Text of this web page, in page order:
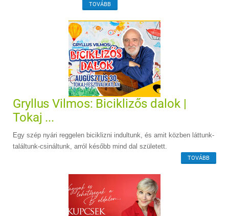
TOVÁBB
Gryllus Vilmos: Biciklizős dalok |
Tokaj ...
Egy szép nyári reggelen biciklizni indultunk, és amit közben láttunk-
találtunk-csináltunk, arról később mind dal született.
TOVÁBB